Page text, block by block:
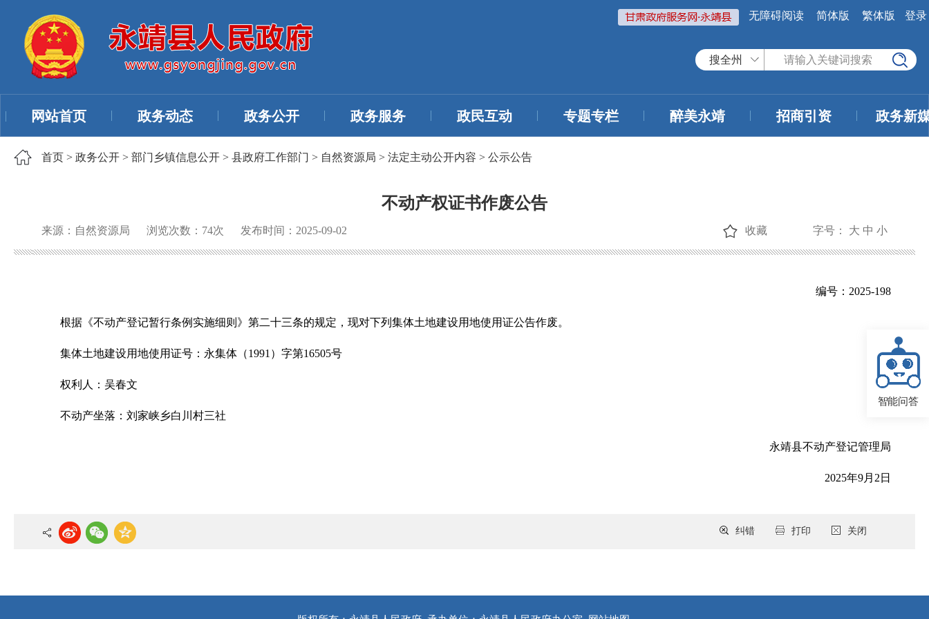
无障碍阅读 简体版 繁体版 登录
搜全州
网站首页 政务动态 政务公开 政务服务 政民互动 专题专栏 醉美永靖 招商引资 政务新
首页 > 政务公开 > 部门乡镇信息公开 > 县政府工作部门 > 自然资源局 > 法定主动公开内容 > 公示公告
不动产权证书作废公告
来源：自然资源局 浏览次数： 74次 发布时间：2025-09-02 字号： 大 中 小
收藏
编号：2025-198
根据《不动产登记暂行条例实施细则》第二十三条的规定，现对下列集体土地建设用地使用证公告作废。
集体土地建设用地使用证号：永集体（1991）字第16505号
权利人：吴春文
不动产坐落：刘家峡乡白川村三社
永靖县不动产登记管理局
2025年9月2日
关闭
打印
纠错
智能问答